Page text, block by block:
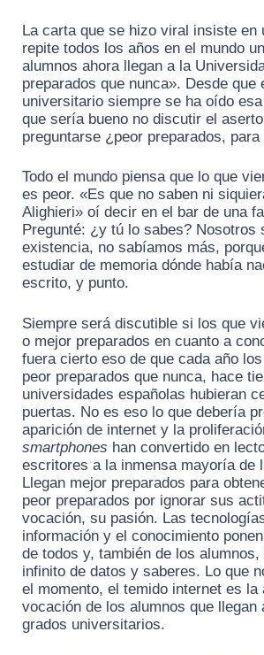
La carta que se hizo viral insiste en
repite todos los años en el mundo
alumnos ahora llegan a la
preparados que nunca». Desde que
universitario siempre se ha oído
que sería bueno no discutir el
preguntarse ¿peor preparados, para
Todo el mundo piensa que lo que
es peor. «Es que no saben ni
Alighieri» oí decir en el bar de una
Pregunté: ¿y tú lo sabes? Nosotros
existencia, no sabíamos más,
estudiar de memoria dónde había
escrito, y punto.
Siempre será discutible si los que
o mejor preparados en cuanto a
fuera cierto eso de que cada año
peor preparados que nunca, hace
universidades españolas hubieran
puertas. No es eso lo que debería
aparición de internet y la
smartphones han convertido en
escritores a la inmensa mayoría de
Llegan mejor preparados para
peor preparados por ignorar sus
vocación, su pasión. Las
información y el conocimiento
de todos y, también de los
infinito de datos y saberes. Lo que
el momento, el temido internet es la
vocación de los alumnos que llegan
grados universitarios.